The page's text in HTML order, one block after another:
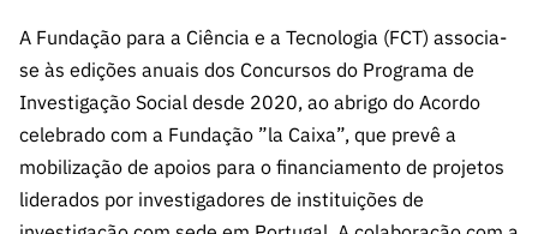
“Ciência +
Capacitaç
ão”
A Fundação para a Ciência e a Tecnologia (FCT) associa-
se às edições anuais dos Concursos do Programa de
Investigação Social desde 2020, ao abrigo do Acordo
celebrado com a Fundação ”la Caixa”, que prevê a
mobilização de apoios para o financiamento de projetos
liderados por investigadores de instituições de